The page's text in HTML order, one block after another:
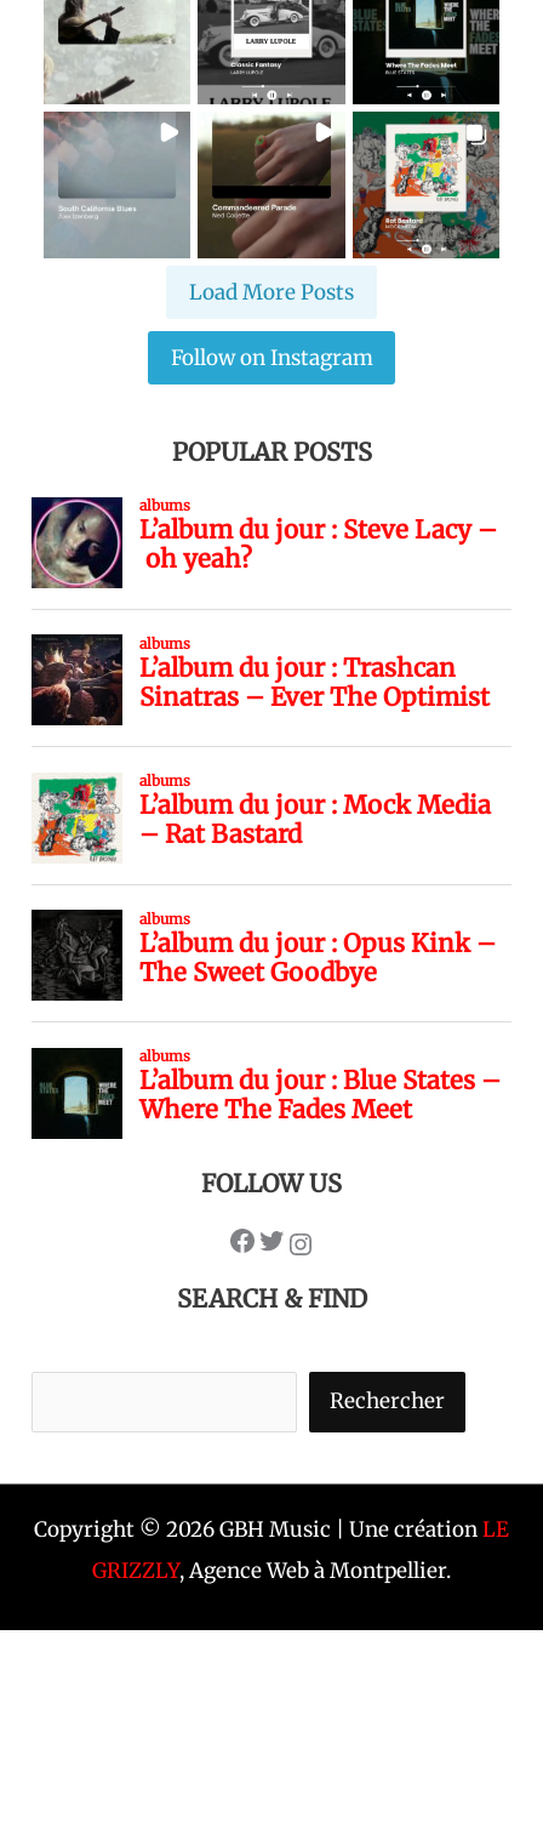
Load More Posts
Follow on Instagram
POPULAR POSTS
FOLLOW US
SEARCH & FIND
Rechercher
Copyright © 2026 GBH Music | Une créationLE
GRIZZLY, Agence Web à Montpellier.